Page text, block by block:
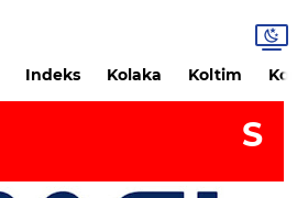
Indeks Kolaka Koltim